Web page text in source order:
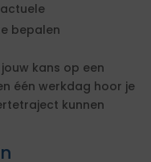
bepalen
kans op een
één werkdag hoor je
kunnen